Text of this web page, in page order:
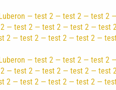
— test 2 — test 2 — test
— test 2 — test 2 — test 2 —
2 — test 2 — test 2 — test 2 —
— test 2 — test 2 — test
— test 2 — test 2 — test 2 —
2 — test 2 — test 2 — test 2 —